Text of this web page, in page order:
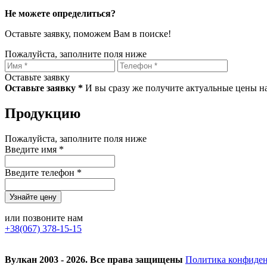
Не можете определиться?
Оставьте заявку, поможем Вам в поиске!
Пожалуйста, заполните поля ниже
Оставьте заявку
Оставьте заявку * И вы сразу же получите актуальные цены
Продукцию
Пожалуйста, заполните поля ниже
Введите имя *
Введите телефон *
или позвоните нам
+38(067) 378-15-15
Вулкан 2003 - 2026. Все права защищены Политика